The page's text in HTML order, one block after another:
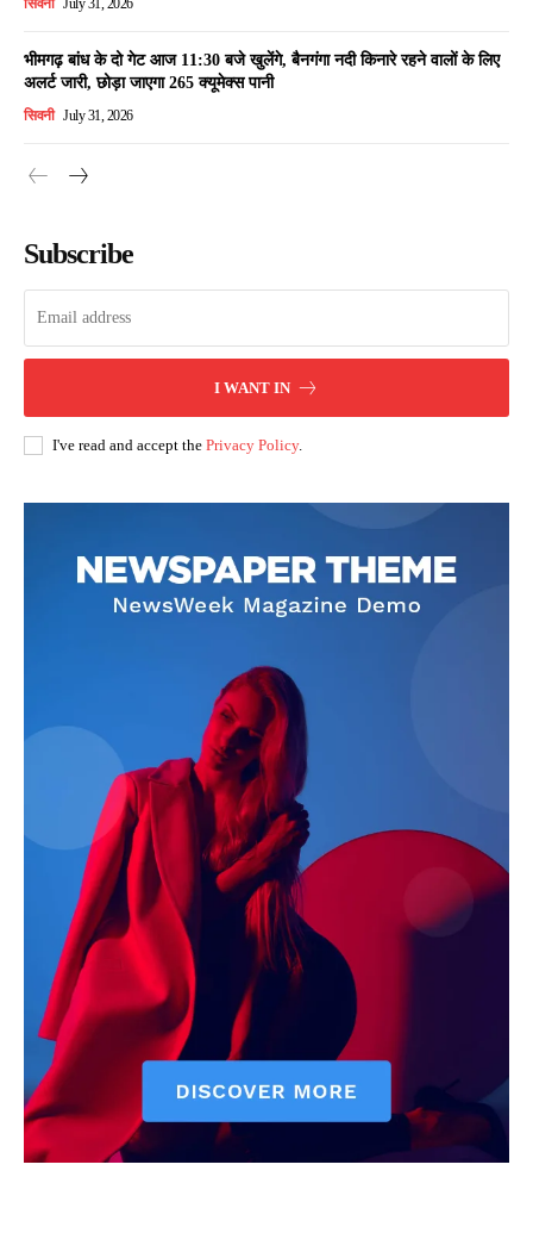
सिवनी July 31, 2026
भीमगढ़ बांध के दो गेट आज 11:30 बजे खुलेंगे, बैनगंगा नदी किनारे रहने वालों के लिए
अलर्ट जारी, छोड़ा जाएगा 265 क्यूमेक्स पानी
सिवनी July 31, 2026
Subscribe
I WANT IN
I've read and accept the Privacy Policy.